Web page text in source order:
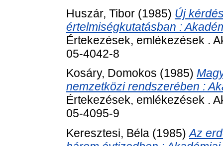
Huszár, Tibor (1985) Új
értelmiségkutatásban :
Értekezések, emlékezések .
05-4042-8
Kosáry, Domokos (1985)
nemzetközi rendszerében :
Értekezések, emlékezések .
05-4095-9
Keresztesi, Béla (1985)Az